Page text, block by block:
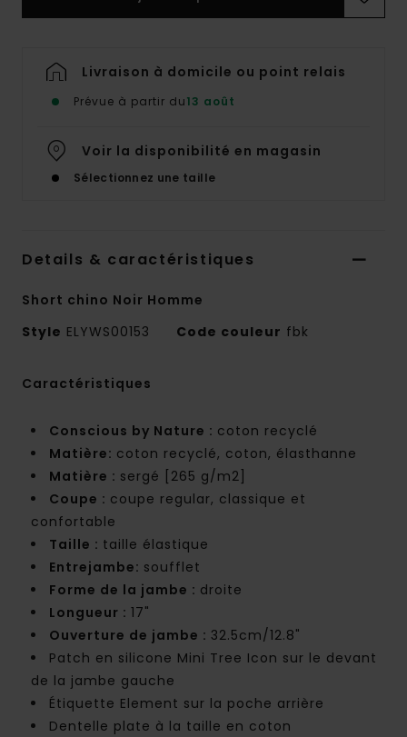
Livraison à domicile ou point relais
Prévue à partir du13 août
Voir la disponibilité en magasin
Sélectionnez une taille
Details & caractéristiques
Short chino Noir Homme
Style ELYWS00153 Code couleur fbk
Caractéristiques
Conscious by Nature : coton recyclé
Matière: coton recyclé, coton, élasthanne
Matière : sergé [265 g/m2]
Coupe : coupe regular, classique et
confortable
Taille : taille élastique
Entrejambe: soufflet
Forme de la jambe : droite
Longueur : 17"
Ouverture de jambe : 32.5cm/12.8"
Patch en silicone Mini Tree Icon sur le devant
de la jambe gauche
Étiquette Element sur la poche arrière
Dentelle plate à la taille en coton